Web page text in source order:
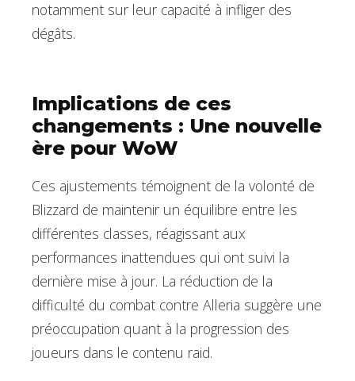
notamment sur leur capacité à infliger des
dégâts.
Implications de ces
changements : Une nouvelle
ère pour WoW
Ces ajustements témoignent de la volonté de
Blizzard de maintenir un équilibre entre les
différentes classes, réagissant aux
performances inattendues qui ont suivi la
dernière mise à jour. La réduction de la
difficulté du combat contre Alleria suggère une
préoccupation quant à la progression des
joueurs dans le contenu raid.